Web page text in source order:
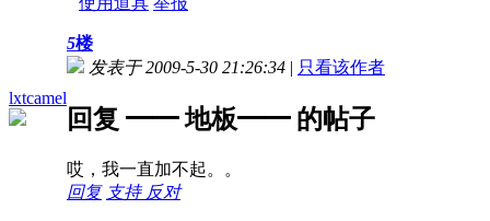
lxtcamel
5楼
发表于 2009-5-30 21:26:34 | 只看该作者
回复 ━━ 地板━━ 的帖子
哎，我一直加不起。。
回复 支持 反对